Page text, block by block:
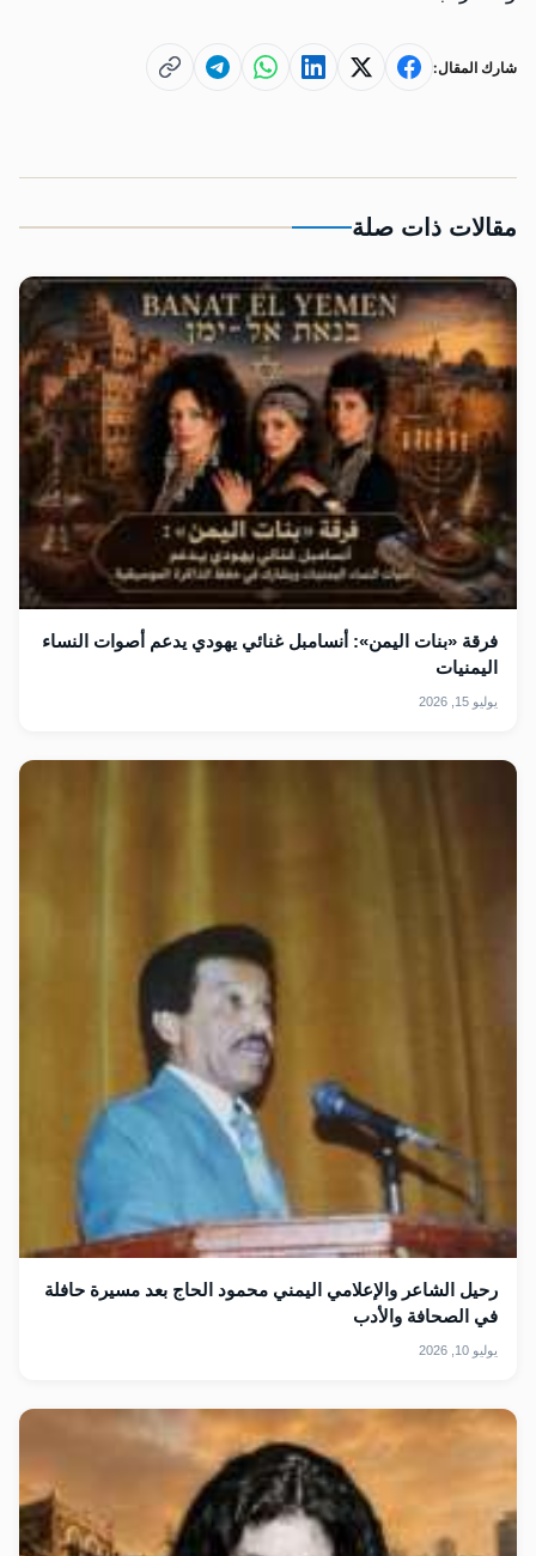
شارك المقال:
مقالات ذات صلة
فرقة «بنات اليمن»: أنسامبل غنائي يهودي يدعم أصوات النساء
اليمنيات
يوليو 15, 2026
رحيل الشاعر والإعلامي اليمني محمود الحاج بعد مسيرة حافلة
في الصحافة والأدب
يوليو 10, 2026